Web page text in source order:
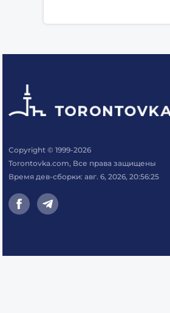
Copyright © 1999-2026
Torontovka.com, Все права защищены
Время дев-сборки: авг. 6, 2026, 20:56:25